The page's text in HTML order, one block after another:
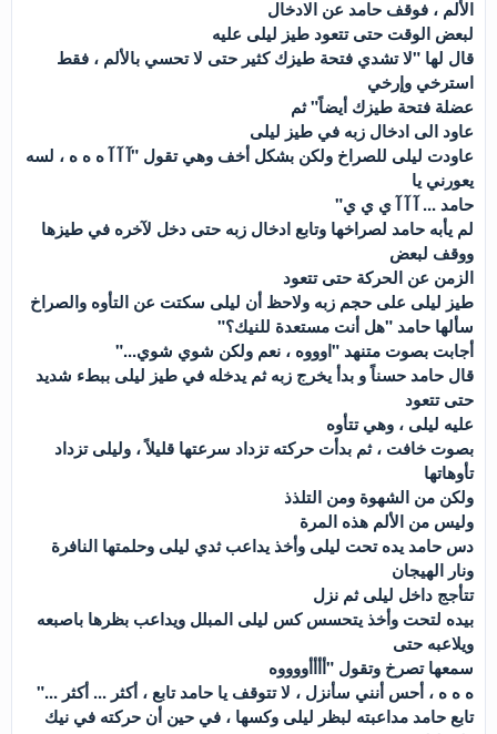
الألم ، فوقف حامد عن الادخال
لبعض الوقت حتى تتعود طيز ليلى عليه
قال لها "لا تشدي فتحة طيزك كثير حتى لا تحسي بالألم ، فقط
استرخي وإرخي
عضلة فتحة طيزك أيضاً" ثم
عاود الى ادخال زبه في طيز ليلى
عاودت ليلى للصراخ ولكن بشكل أخف وهي تقول "آ آ آ ه ه ه ، لسه
يعورني يا
حامد ... آ آ آ ي ي ي"
لم يأبه حامد لصراخها وتابع ادخال زبه حتى دخل لآخره في طيزها
ووقف لبعض
الزمن عن الحركة حتى تتعود
طيز ليلى على حجم زبه ولاحظ أن ليلى سكتت عن التأوه والصراخ
سألها حامد "هل أنت مستعدة للنيك؟"
أجابت بصوت متنهد "اوووه ، نعم ولكن شوي شوي..."
قال حامد حسناً و بدأ يخرج زبه ثم يدخله في طيز ليلى ببطء شديد
حتى تتعود
عليه ليلى ، وهي تتأوه
بصوت خافت ، ثم بدأت حركته تزداد سرعتها قليلاً ، وليلى تزداد
تأوهاتها
ولكن من الشهوة ومن التلذذ
وليس من الألم هذه المرة
دس حامد يده تحت ليلى وأخذ يداعب ثدي ليلى وحلمتها النافرة
ونار الهيجان
تتأجج داخل ليلى ثم نزل
بيده لتحت وأخذ يتحسس كس ليلى المبلل ويداعب بظرها باصبعه
ويلاعبه حتى
سمعها تصرخ وتقول "أأأأووووه
ه ه ه ، أحس أنني سأنزل ، لا تتوقف يا حامد تابع ، أكثر ... أكثر ..."
تابع حامد مداعبته لبظر ليلى وكسها ، في حين أن حركته في نيك